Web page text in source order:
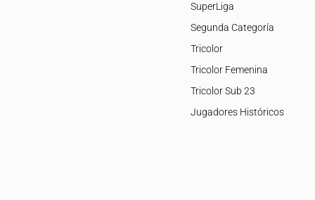
SuperLiga
Segunda Categoría
Tricolor
Tricolor Femenina
Tricolor Sub 23
Jugadores Históricos